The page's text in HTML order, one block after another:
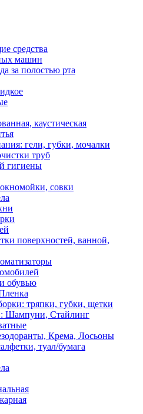
средства
машин
за полостью рта
каустическая
гели, губки, мочалки
труб
гигиены
совки
поверхностей, ванной,
обувью
тряпки, губки, щетки
Шампуни, Стайлинг
Крема, Лосьоны
туал/бумага